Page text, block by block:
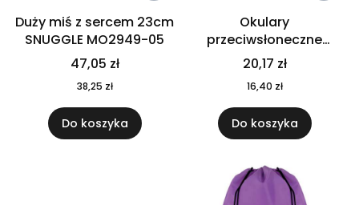
Duży miś z sercem 23cm
SNUGGLE MO2949-05
47,05 zł
38,25 zł
Do koszyka
Okulary
przeciwsłoneczne
CALIFORNIA TOUCH
MO9617-10
20,17 zł
16,40 zł
Do koszyka